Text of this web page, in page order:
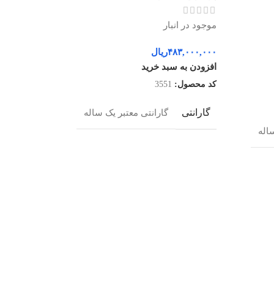
موجود در انبار
۴۸۳,۰۰۰,۰۰۰ریال
افزودن به سبد خرید
کد محصول: 3551
گارانتی گارانتی معتبر یک ساله